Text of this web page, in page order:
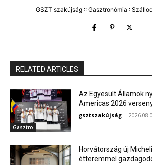
GSZT szakújság :: Gasztronómia :
RELATED ARTICLES
Gasztro
Az Egyesült Államok
Americas 2026
gsztszakújság -
Horvátország új
étteremmel